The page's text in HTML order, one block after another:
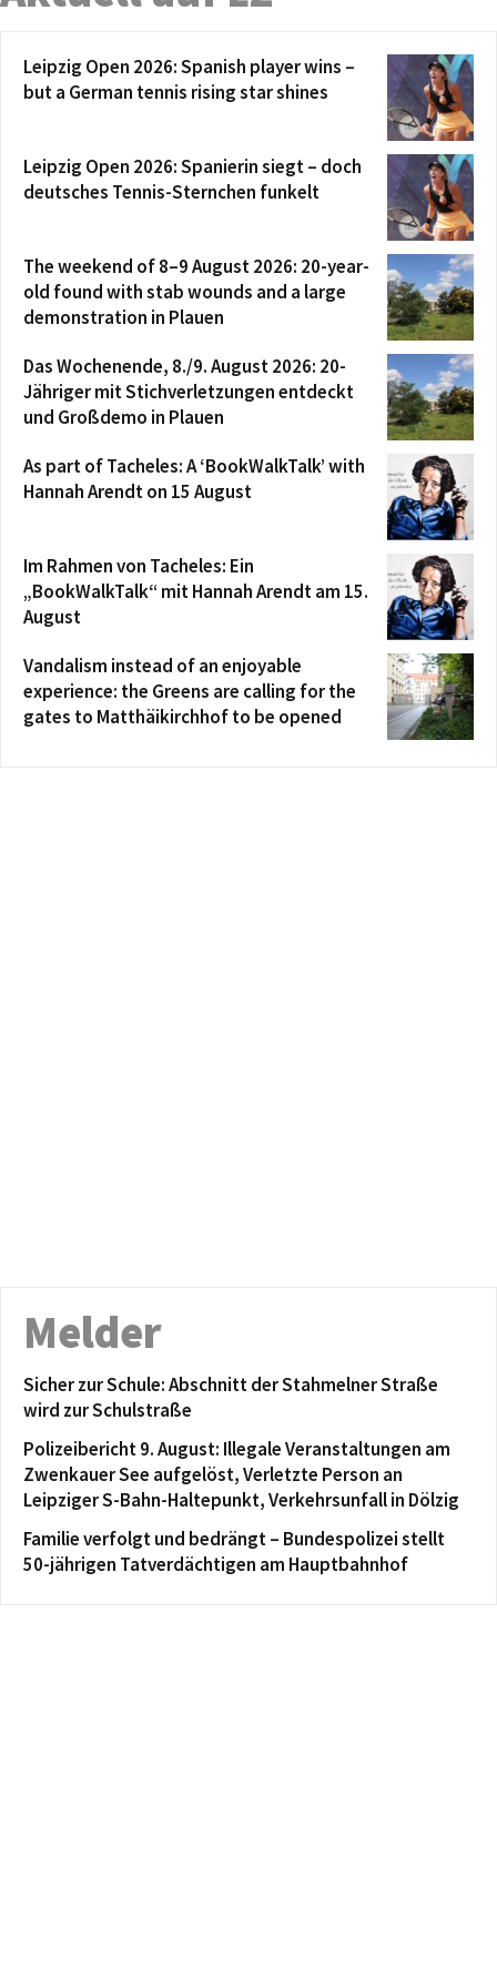
Leipzig Open 2026: Spanish player wins –
but a German tennis rising star shines
Leipzig Open 2026: Spanierin siegt – doch
deutsches Tennis-Sternchen funkelt
The weekend of 8–9 August 2026: 20-year-
old found with stab wounds and a large
demonstration in Plauen
Das Wochenende, 8./9. August 2026: 20-
Jähriger mit Stichverletzungen entdeckt
und Großdemo in Plauen
As part of Tacheles: A ‘BookWalkTalk’ with
Hannah Arendt on 15 August
Im Rahmen von Tacheles: Ein
„BookWalkTalk“ mit Hannah Arendt am 15.
August
Vandalism instead of an enjoyable
experience: the Greens are calling for the
gates to Matthäikirchhof to be opened
Melder
Sicher zur Schule: Abschnitt der Stahmelner Straße
wird zur Schulstraße
Polizeibericht 9. August: Illegale Veranstaltungen am
Zwenkauer See aufgelöst, Verletzte Person an
Leipziger S-Bahn-Haltepunkt, Verkehrsunfall in Dölzig
Familie verfolgt und bedrängt – Bundespolizei stellt
50-jährigen Tatverdächtigen am Hauptbahnhof